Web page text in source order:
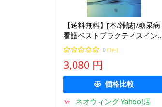
【送料無料】[本/雑誌]/糖尿病
看護ベストプラクティスイン
スリン療法/日本糖尿病教育・
看護学会/編
0 (1件)
3,080 円
価格比較
ネオウィング Yahoo!店